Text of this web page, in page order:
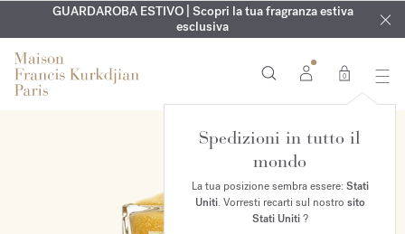
ESCLUSIVO | Scopri la nuova fragranza OUDvelvet moodnel
tuo ordine*
INCISIONE GRATUITA | Su tutte le fragranze e gli oli per il
corpo fino al 9 agosto
GUARDAROBA ESTIVO | Scopri la tua fragranza estiva
esclusiva
0
Spedizioni in tutto il
mondo
La tua posizione sembra essere: Stati
Uniti. Vorresti recarti sul nostro sito
Stati Uniti?